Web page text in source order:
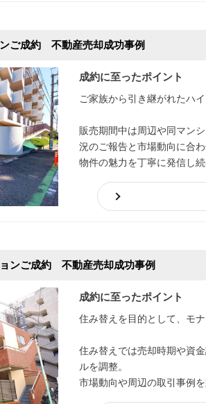
ンご成約 不動産売却成功事例
成約に至ったポイント
ご家族から引き継がれたハ
販売期間中は周辺や同マン
況のご報告と市場動向に合
物件の魅力を丁寧に発信し
ンご成約 不動産売却成功事例
成約に至ったポイント
住み替えを目的として、モ
住み替えでは売却時期や資
ルを調整。
市場動向や周辺の取引事例